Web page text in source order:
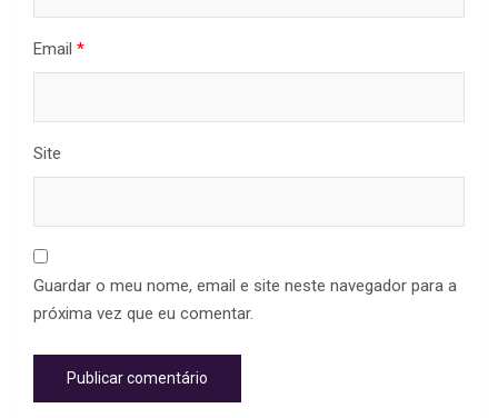
Email *
Site
Guardar o meu nome, email e site neste navegador para a
próxima vez que eu comentar.